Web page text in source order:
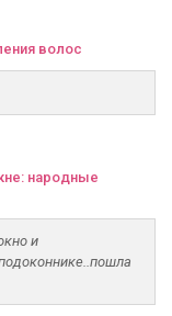
волос
народные
и